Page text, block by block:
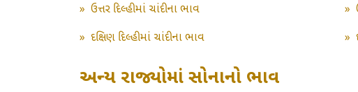
» ઉત્તર દિલ્હીમાં ચાંદીના ભાવ »
» દક્ષિણ દિલ્હીમાં ચાંદીના ભાવ »
અન્ય રાજ્યોમાં સોનાનો ભાવ